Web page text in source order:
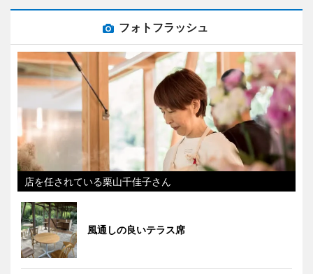
フォトフラッシュ
店を任されている栗山千佳子さん
風通しの良いテラス席